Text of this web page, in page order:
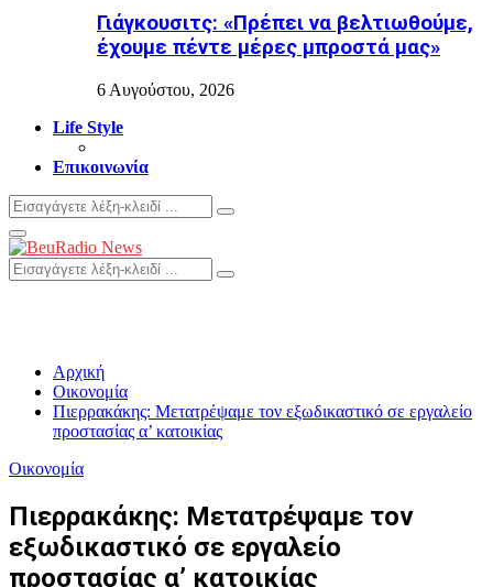
Γιάγκουσιτς: «Πρέπει να βελτιωθούμε,
έχουμε πέντε μέρες μπροστά μας»
6 Αυγούστου, 2026
Life Style
Επικοινωνία
Search
for:
Search
Primary
Menu
Search
for:
Search
Αρχική
Οικονομία
Πιερρακάκης: Μετατρέψαμε τον εξωδικαστικό σε εργαλείο
προστασίας α’ κατοικίας
Οικονομία
Πιερρακάκης: Μετατρέψαμε τον
εξωδικαστικό σε εργαλείο
προστασίας α’ κατοικίας